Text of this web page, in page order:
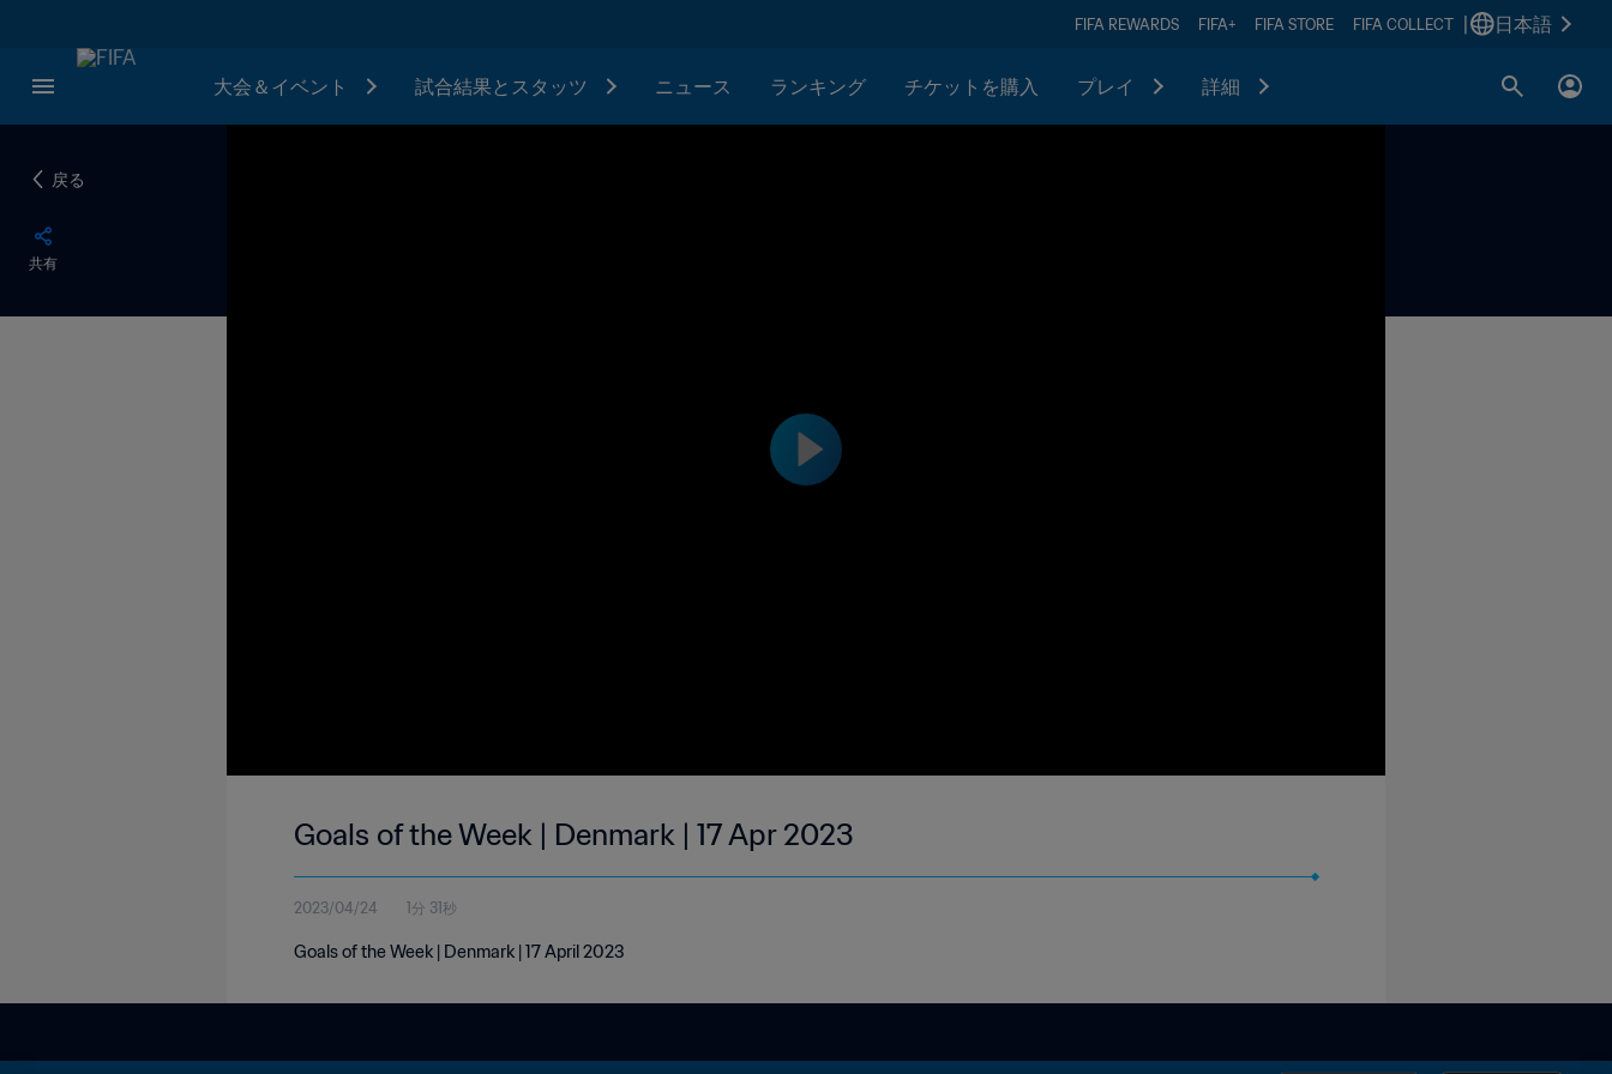
FIFA REWARDS FIFA+ FIFA STORE FIFA COLLECT 日本語
大会＆イベント 試合結果とスタッツ ニュース ランキング チケットを購入 プレイ 詳細
戻る
共有
Goals of the Week | Denmark | 17 Apr 2023
2023/04/24 1分 31秒
Goals of the Week | Denmark | 17 April 2023